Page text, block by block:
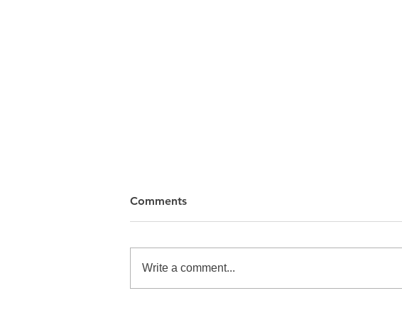
Neal's Yard Photoshoot
Comments
Write a comment...